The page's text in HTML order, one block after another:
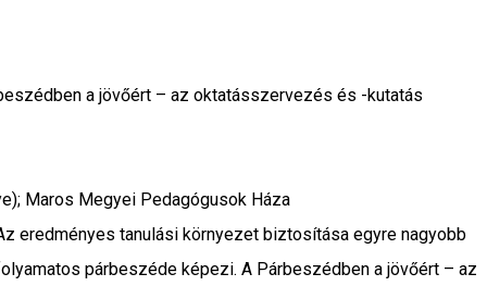
a jövőért – az oktatásszervezés és -kutatás
Maros Megyei Pedagógusok Háza
eredményes tanulási környezet biztosítása egyre nagyobb
párbeszéde képezi. A Párbeszédben a jövőért – az